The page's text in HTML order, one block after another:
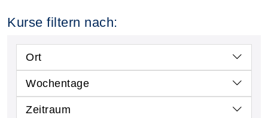
Kurse filtern nach:
Ort
Wochentage
Zeitraum